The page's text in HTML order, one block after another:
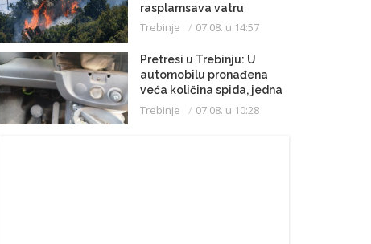
rasplamsava vatru
Trebinje 07.08. u 14:57
Pretresi u Trebinju: U
automobilu pronađena
veća količina spida, jedna
osoba uhapšena
Trebinje 07.08. u 10:28